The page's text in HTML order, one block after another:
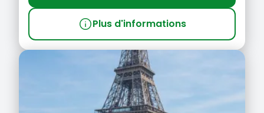
infoPlus d'informations